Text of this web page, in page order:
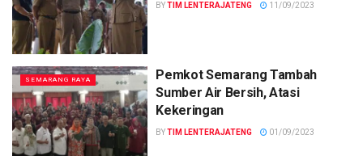
BYTIM LENTERAJATENG 11/09/2023
SEMARANG RAYA
Pemkot Semarang Tambah
Sumber Air Bersih, Atasi
Kekeringan
BYTIM LENTERAJATENG 01/09/2023